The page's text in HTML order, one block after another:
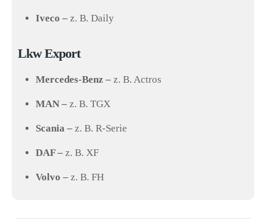
Iveco – z. B. Daily
Lkw Export
Mercedes-Benz – z. B. Actros
MAN – z. B. TGX
Scania – z. B. R-Serie
DAF – z. B. XF
Volvo – z. B. FH